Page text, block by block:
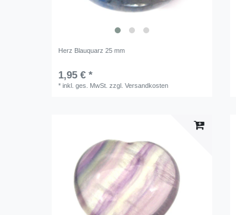
Herz Blauquarz 25 mm
1,95 € *
*inkl. ges. MwSt. zzgl.Versandkosten